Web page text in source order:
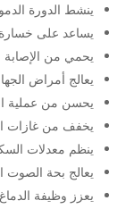
ينشط الدورة
يساعد على
يحمي من
يعالج أمراض
يحسن من عملية
يخفف من غازات
ينظم معدلات
يعالج بحة الصوت
يعزز وظيفة